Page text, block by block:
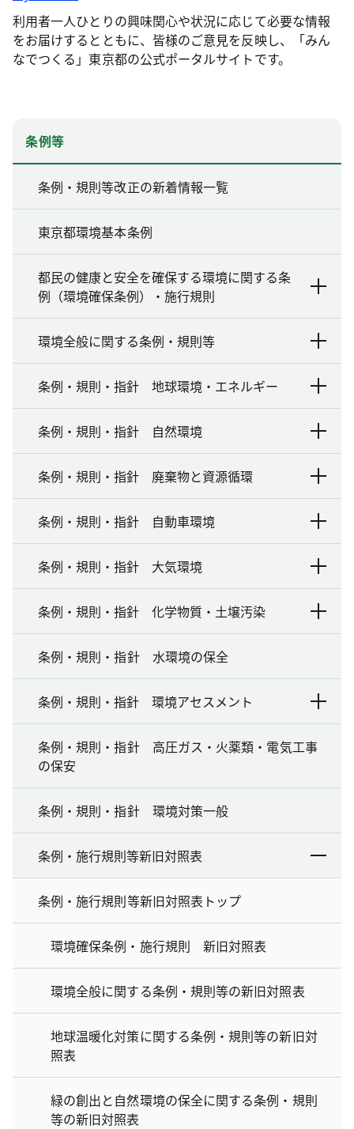
利用者一人ひとりの興味関心や状況に応じて必要な情報
をお届けするとともに、皆様のご意見を反映し、「みん
なでつくる」東京都の公式ポータルサイトです。
条例等
条例・規則等改正の新着情報一覧
東京都環境基本条例
都民の健康と安全を確保する環境に関する条
例（環境確保条例）・施行規則
環境全般に関する条例・規則等
条例・規則・指針 地球環境・エネルギー
条例・規則・指針 自然環境
条例・規則・指針 廃棄物と資源循環
条例・規則・指針 自動車環境
条例・規則・指針 大気環境
条例・規則・指針 化学物質・土壌汚染
条例・規則・指針 水環境の保全
条例・規則・指針 環境アセスメント
条例・規則・指針 高圧ガス・火薬類・電気工事
の保安
条例・規則・指針 環境対策一般
条例・施行規則等新旧対照表
条例・施行規則等新旧対照表トップ
環境確保条例・施行規則 新旧対照表
環境全般に関する条例・規則等の新旧対照表
地球温暖化対策に関する条例・規則等の新旧対
照表
緑の創出と自然環境の保全に関する条例・規則
等の新旧対照表